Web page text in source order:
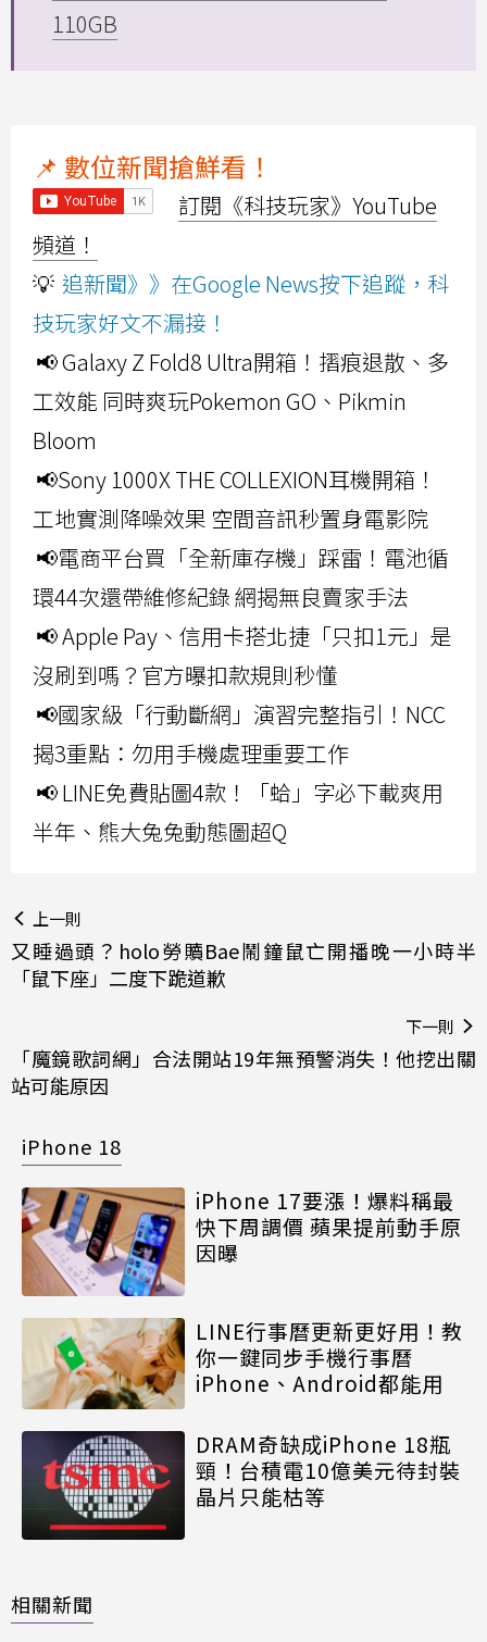
110GB
📌 數位新聞搶鮮看！
訂閱《科技玩家》YouTube
頻道！
💡 追新聞》》在Google News按下追蹤，科
技玩家好文不漏接！
📢 Galaxy Z Fold8 Ultra開箱！摺痕退散、多
工效能 同時爽玩Pokemon GO、Pikmin
Bloom
📢Sony 1000X THE COLLEXION耳機開箱！
工地實測降噪效果 空間音訊秒置身電影院
📢電商平台買「全新庫存機」踩雷！電池循
環44次還帶維修紀錄 網揭無良賣家手法
📢 Apple Pay、信用卡搭北捷「只扣1元」是
沒刷到嗎？官方曝扣款規則秒懂
📢國家級「行動斷網」演習完整指引！NCC
揭3重點：勿用手機處理重要工作
📢 LINE免費貼圖4款！「蛤」字必下載爽用
半年、熊大兔兔動態圖超Q
上一則
又睡過頭？holo勞贖Bae鬧鐘鼠亡開播晚一小時半
「鼠下座」二度下跪道歉
下一則
「魔鏡歌詞網」合法開站19年無預警消失！他挖出關
站可能原因
iPhone 18
iPhone 17要漲！爆料稱最
快下周調價 蘋果提前動手原
因曝
LINE行事曆更新更好用！教
你一鍵同步手機行事曆
iPhone、Android都能用
DRAM奇缺成iPhone 18瓶
頸！台積電10億美元待封裝
晶片只能枯等
相關新聞